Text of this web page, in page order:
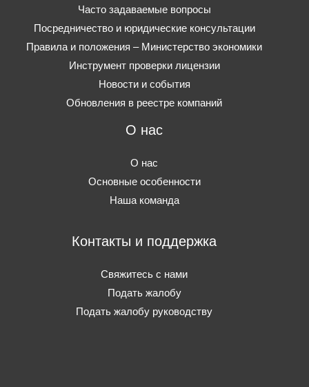
Часто задаваемые вопросы
Посредничество и юридические консультации
Правила и положения – Министерство экономики
Инструмент проверки лицензии
Новости и события
Обновления в реестре компаний
О нас
О нас
Основные особенности
Наша команда
Контакты и поддержка
Свяжитесь с нами
Подать жалобу
Подать жалобу руководству